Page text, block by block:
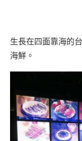
生長在四面靠海的
海鮮。